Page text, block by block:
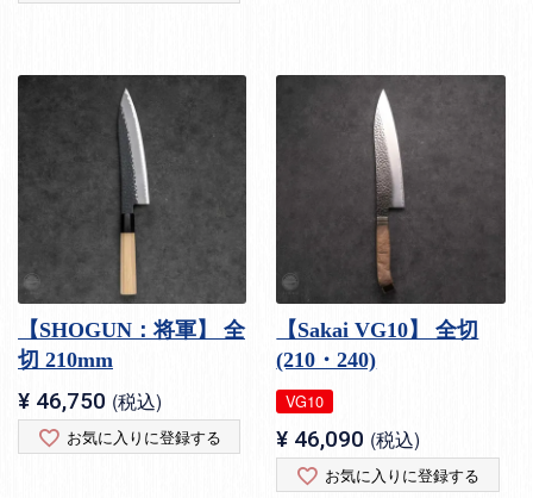
【SHOGUN：将軍】 全
切 210mm
¥ 46,750 税込
お気に入りに登録する
【Sakai VG10】 全切
(210・240)
VG10
¥ 46,090 税込
お気に入りに登録する